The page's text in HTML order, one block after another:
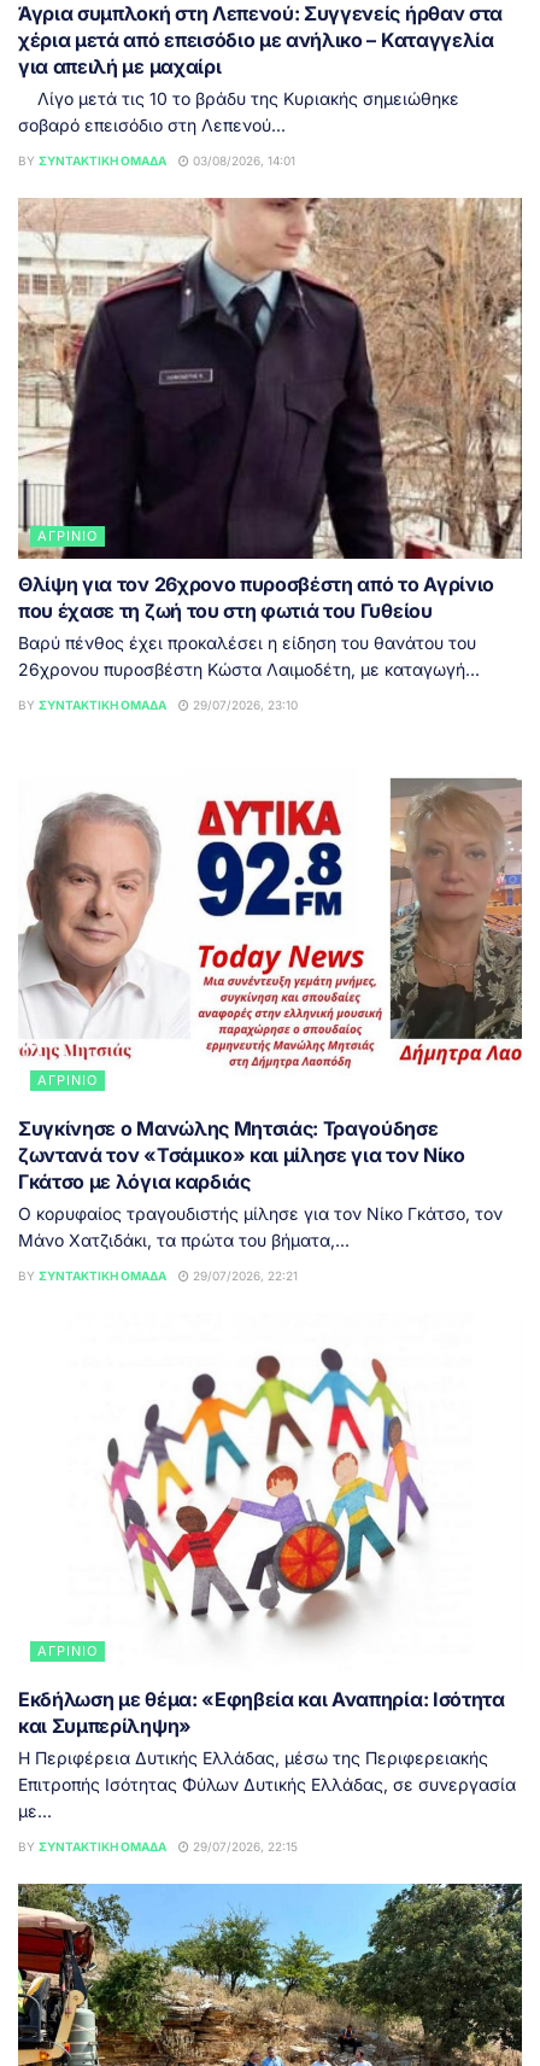
Άγρια συμπλοκή στη Λεπενού: Συγγενείς ήρθαν στα
χέρια μετά από επεισόδιο με ανήλικο – Καταγγελία
για απειλή με μαχαίρι
Λίγο μετά τις 10 το βράδυ της Κυριακής σημειώθηκε
σοβαρό επεισόδιο στη Λεπενού...
BY ΣΥΝΤΑΚΤΙΚΉ ΟΜΆΔΑ 03/08/2026, 14:01
ΑΓΡΊΝΙΟ
Θλίψη για τον 26χρονο πυροσβέστη από το Αγρίνιο
που έχασε τη ζωή του στη φωτιά του Γυθείου
Βαρύ πένθος έχει προκαλέσει η είδηση του θανάτου του
26χρονου πυροσβέστη Κώστα Λαιμοδέτη, με καταγωγή...
BY ΣΥΝΤΑΚΤΙΚΉ ΟΜΆΔΑ 29/07/2026, 23:10
ΑΓΡΊΝΙΟ
Συγκίνησε ο Μανώλης Μητσιάς: Τραγούδησε
ζωντανά τον «Τσάμικο» και μίλησε για τον Νίκο
Γκάτσο με λόγια καρδιάς
Ο κορυφαίος τραγουδιστής μίλησε για τον Νίκο Γκάτσο, τον
Μάνο Χατζιδάκι, τα πρώτα του βήματα,...
BY ΣΥΝΤΑΚΤΙΚΉ ΟΜΆΔΑ 29/07/2026, 22:21
ΑΓΡΊΝΙΟ
Εκδήλωση με θέμα: «Εφηβεία και Αναπηρία: Ισότητα
και Συμπερίληψη»
Η Περιφέρεια Δυτικής Ελλάδας, μέσω της Περιφερειακής
Επιτροπής Ισότητας Φύλων Δυτικής Ελλάδας, σε συνεργασία
με...
BY ΣΥΝΤΑΚΤΙΚΉ ΟΜΆΔΑ 29/07/2026, 22:15